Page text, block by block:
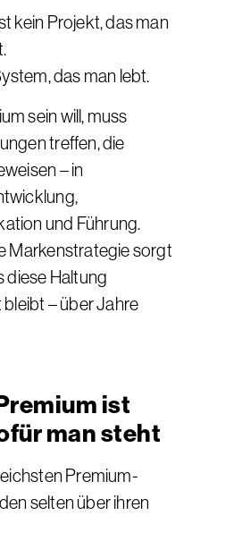
kein Projekt, das man
das man lebt.
sein will, muss
treffen, die
– in
und Führung.
Markenstrategie sorgt
diese Haltung
– über Jahre
ist
man steht
Premium-
selten über ihren